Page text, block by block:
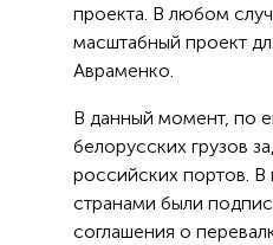
проекта. В любом
масштабный проект
Авраменко.
В данный момент, по
белорусских грузов
российских портов.
странами были
соглашения о